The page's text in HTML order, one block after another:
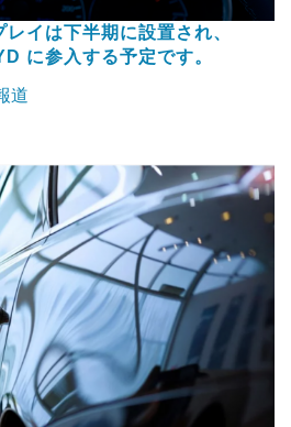
イは下半期に設置され、
に参入する予定です。
道